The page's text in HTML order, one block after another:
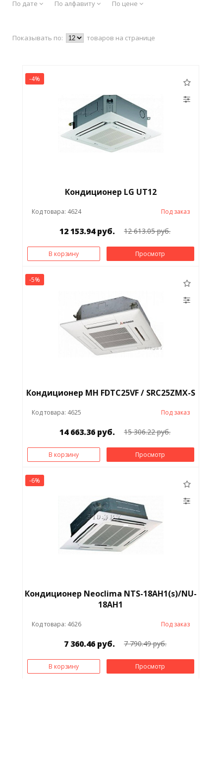
По дате По алфавиту По цене
Показывать по: товаров на странице
-4%
Кондиционер LG UT12
Код товара: 4624 Под заказ
12 153.94 руб. 12 613.05 руб.
В корзину Просмотр
-5%
Кондиционер MH FDTC25VF / SRC25ZMX-S
Код товара: 4625 Под заказ
14 663.36 руб. 15 306.22 руб.
В корзину Просмотр
-6%
Кондиционер Neoclima NTS-18AH1(s)/NU-
18AH1
Код товара: 4626 Под заказ
7 360.46 руб. 7 790.49 руб.
В корзину Просмотр